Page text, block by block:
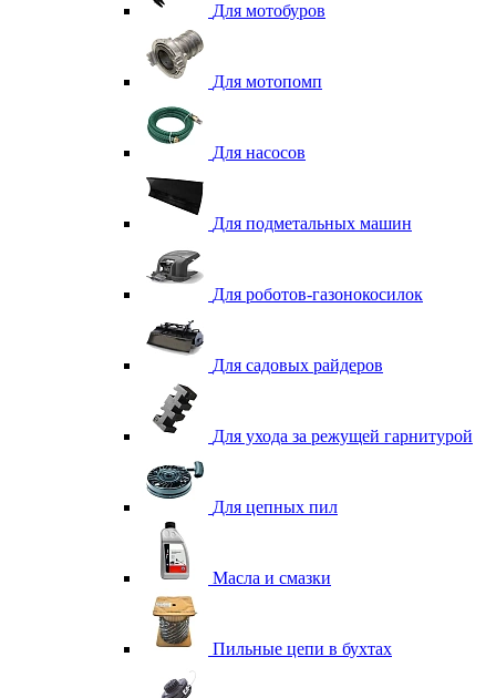
Для мотобуров
Для мотопомп
Для насосов
Для подметальных машин
Для роботов-газонокосилок
Для садовых райдеров
Для ухода за режущей гарнитурой
Для цепных пил
Масла и смазки
Пильные цепи в бухтах